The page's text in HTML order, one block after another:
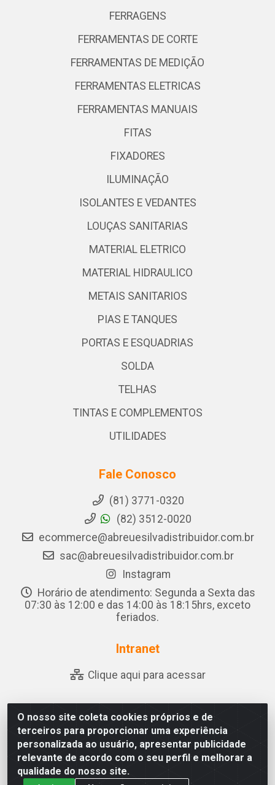
O nosso site coleta cookies próprios e de
terceiros para proporcionar uma experiência
personalizada ao usuário, apresentar publicidade
relevante de acordo com o seu perfil e melhorar a
qualidade do nosso site.
FERRAGENS
FERRAMENTAS DE CORTE
FERRAMENTAS DE MEDIÇÃO
FERRAMENTAS ELETRICAS
FERRAMENTAS MANUAIS
FITAS
FIXADORES
ILUMINAÇÃO
ISOLANTES E VEDANTES
LOUÇAS SANITARIAS
MATERIAL ELETRICO
MATERIAL HIDRAULICO
METAIS SANITARIOS
PIAS E TANQUES
PORTAS E ESQUADRIAS
SOLDA
TELHAS
TINTAS E COMPLEMENTOS
UTILIDADES
Fale Conosco
(81) 3771-0320
(82) 3512-0020
ecommerce@abreuesilvadistribuidor.com.br
sac@abreuesilvadistribuidor.com.br
Instagram
Horário de atendimento: Segunda a Sexta das
07:30 às 12:00 e das 14:00 às 18:15hrs, exceto
feriados.
Intranet
Clique aqui para acessar
Abreu & Silva - Rua Padre Jose de Souza Leite, 265 - Ariado,
Olho D'Água das Flores/AL - CEP 57.442-000 - CNPJ
04.790.656/0001-06